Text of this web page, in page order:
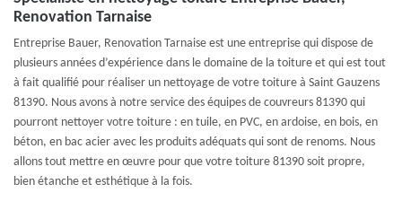
Renovation Tarnaise
Entreprise Bauer, Renovation Tarnaise est une entreprise qui dispose de
plusieurs années d’expérience dans le domaine de la toiture et qui est tout
à fait qualifié pour réaliser un nettoyage de votre toiture à Saint Gauzens
81390. Nous avons à notre service des équipes de couvreurs 81390 qui
pourront nettoyer votre toiture : en tuile, en PVC, en ardoise, en bois, en
béton, en bac acier avec les produits adéquats qui sont de renoms. Nous
allons tout mettre en œuvre pour que votre toiture 81390 soit propre,
bien étanche et esthétique à la fois.